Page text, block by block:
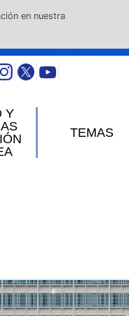
en nuestra
Y
TEMAS